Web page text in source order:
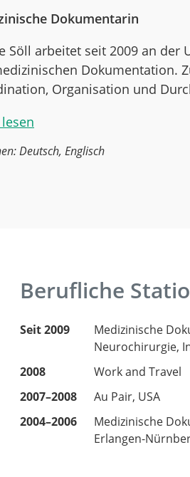
Dokumentarin
Söll arbeitet seit 2009 an
Dokumentation.
Organisation und
Deutsch, Englisch
Berufliche
Seit 2009
Medizinische
Neurochirurgie,
2008
Work and Travel
2007–2008
Au Pair, USA
2004–2006
Medizinische
Erlangen-